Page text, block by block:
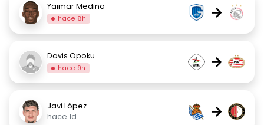
Yaimar Medina
hace 8h →
Davis Opoku
hace 9h →
Javi López
hace 1d
→